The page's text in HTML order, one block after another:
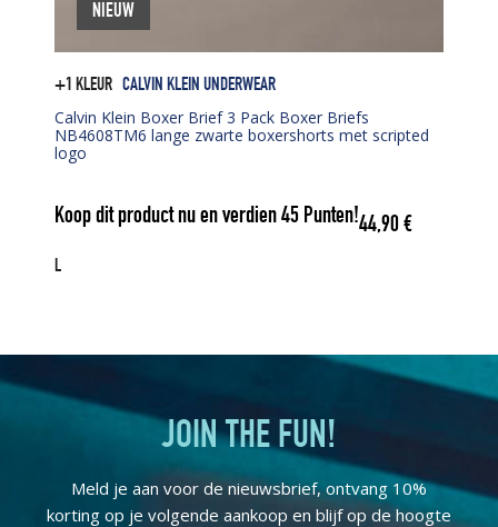
+1 KLEUR CALVIN KLEIN UNDERWEAR
Calvin Klein Boxer Brief 3 Pack Boxer Briefs
NB4608TM6 lange zwarte boxershorts met scripted
logo
Koop dit product nu en verdien45 Punten!44,90€
L
NIEUW
JOIN THE FUN!
Meld je aan voor de nieuwsbrief, ontvang 10%
korting op je volgende aankoop en blijf op de hoogte